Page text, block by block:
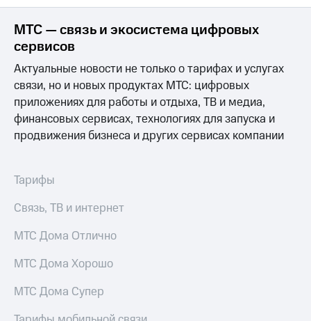
и подключите
ТВ
с выгодным
тарифом
Тарифы
Интернет,
ТВ и телефон
Акции
Домашний
ТВ
Спутниковое
кабинет
спутникового
ТВ
Скачать
приложение
МТС
Акции
Видеонаблюдение
мес
МТС
Premium
Подписка
интернета,
МТС — связь и экосистема цифровых
сервисов
Актуальные новости не только о тарифах и услугах
связи, но и новых продуктах МТС: цифровых
приложениях для работы и отдыха, ТВ и медиа,
финансовых сервисах, технологиях для запуска и
продвижения бизнеса и других сервисах компании
Тарифы
Связь, ТВ и интернет
МТС Дома Отлично
МТС Дома Хорошо
МТС Дома Супер